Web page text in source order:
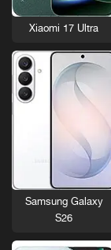
Xiaomi 17 Ultra
Samsung Galaxy
S26